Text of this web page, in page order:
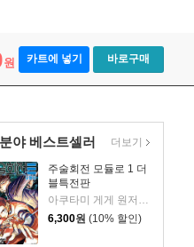
원 카트에 넣기 바로구매
야 베스트셀러
주술회전 모듈로 1 더
블특전판
아쿠타미 게게 원저/Yuji Iwasaki 글그림/이정운 역
6,300원 (10% 할인)
더보기